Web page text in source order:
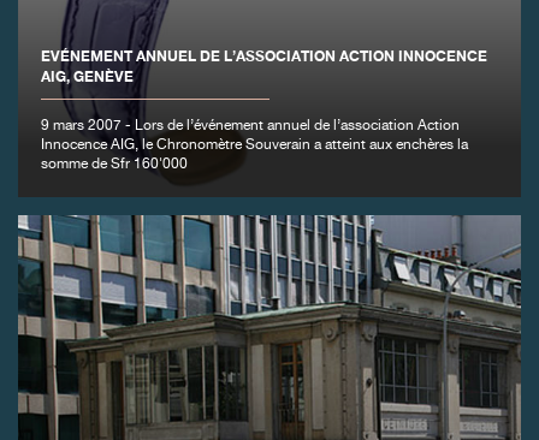
EVÉNEMENT ANNUEL DE L’ASSOCIATION ACTION INNOCENCE
AIG, GENÈVE
9 mars 2007 - Lors de l’événement annuel de l’association Action
Innocence AIG, le Chronomètre Souverain a atteint aux enchères la
somme de Sfr 160'000
FAUX
FAUX